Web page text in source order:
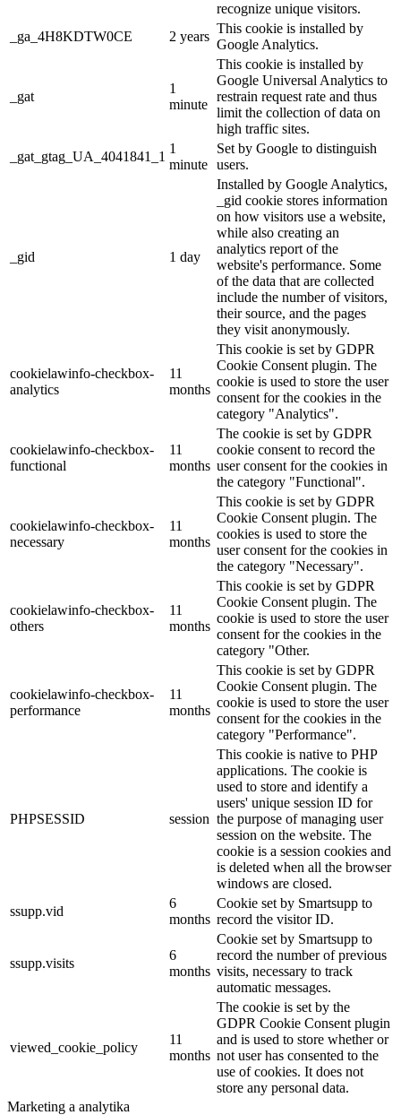
recognize unique visitors.
_ga_4H8KDTW0CE
2 years
This cookie is installed by
Google Analytics.
_gat
1
minute
This cookie is installed by
Google Universal Analytics to
restrain request rate and thus
limit the collection of data on
high traffic sites.
_gat_gtag_UA_4041841_1
1
minute
Set by Google to distinguish
users.
_gid 1 day
Installed by Google Analytics,
_gid cookie stores information
on how visitors use a website,
while also creating an
analytics report of the
website's performance. Some
of the data that are collected
include the number of visitors,
their source, and the pages
they visit anonymously.
cookielawinfo-checkbox-
analytics
11
months
This cookie is set by GDPR
Cookie Consent plugin. The
cookie is used to store the user
consent for the cookies in the
category "Analytics".
cookielawinfo-checkbox-
functional
11
months
The cookie is set by GDPR
cookie consent to record the
user consent for the cookies in
the category "Functional".
cookielawinfo-checkbox-
necessary
11
months
This cookie is set by GDPR
Cookie Consent plugin. The
cookies is used to store the
user consent for the cookies in
the category "Necessary".
cookielawinfo-checkbox-
others
11
months
This cookie is set by GDPR
Cookie Consent plugin. The
cookie is used to store the user
consent for the cookies in the
category "Other.
cookielawinfo-checkbox-
performance
11
months
This cookie is set by GDPR
Cookie Consent plugin. The
cookie is used to store the user
consent for the cookies in the
category "Performance".
PHPSESSID session
This cookie is native to PHP
applications. The cookie is
used to store and identify a
users' unique session ID for
the purpose of managing user
session on the website. The
cookie is a session cookies and
is deleted when all the browser
windows are closed.
ssupp.vid
6
months
Cookie set by Smartsupp to
record the visitor ID.
ssupp.visits
6
months
Cookie set by Smartsupp to
record the number of previous
visits, necessary to track
automatic messages.
viewed_cookie_policy
11
months
The cookie is set by the
GDPR Cookie Consent plugin
and is used to store whether or
not user has consented to the
use of cookies. It does not
store any personal data.
Marketing a analytika